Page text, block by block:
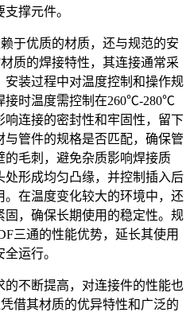
撑元件。
于优质的材质，还与规范的安
质的焊接特性，其连接通常采
装过程中对温度控制和操作规
接时温度需控制在260℃-280℃
连接的密封性和牢固性，留下
管件的规格是否匹配，确保管
毛刺，避免杂质影响焊接质
形成均匀凸缘，并控制插入后
在温度变化较大的环境中，还
，确保长期使用的稳定性。规
三通的性能优势，延长其使用
运行。
的不断提高，对连接件的性能也
借其材质的优异特性和广泛的